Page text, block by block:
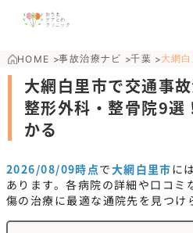
HOME >事故治療ナビ >千葉 >大網
大網白里市で交通事
整形外科・整骨院9選
かる
2026/08/09時点で大網白里市には
あります。各病院の詳細や口コミ
傷の治療に最適な通院先を見つけ